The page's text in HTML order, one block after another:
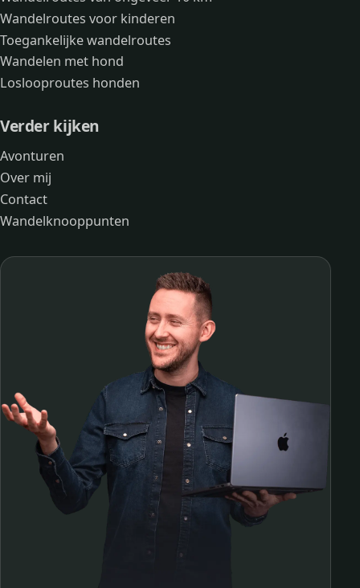
Wandelroutes voor kinderen
Toegankelijke wandelroutes
Wandelen met hond
Loslooproutes honden
Verder kijken
Avonturen
Over mij
Contact
Wandelknooppunten